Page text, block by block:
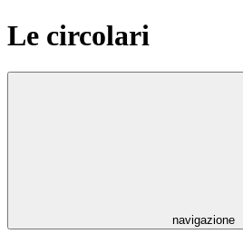
Le circolari
navigazione